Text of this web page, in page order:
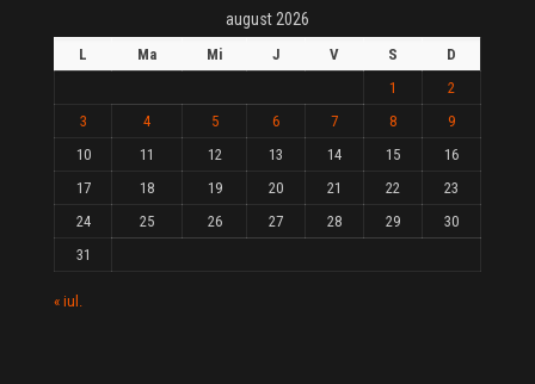
august 2026
L Ma Mi J V S
D
1
2
3
4 5 6 7 8
9
10
11 12 13 14 15
16
17
18 19 20 21 22
23
24
25 26 27 28 29
30
31
« iul.